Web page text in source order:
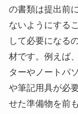
の書類は提出前
ないようにする
して必要になる
材です。例えば
ターやノートパ
や筆記用具が必
せた準備物を前